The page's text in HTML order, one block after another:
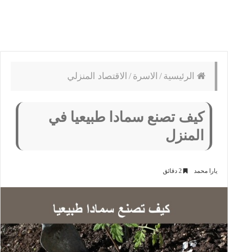
الرئيسية / الاسرة / الاقتصاد المنزلي
كيف تصنع سمادا طبيعيا في
المنزل
يارا محمد